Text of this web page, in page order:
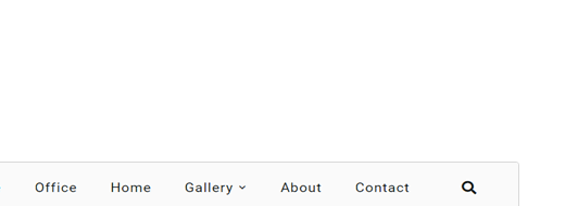
Aperçu Télécharger